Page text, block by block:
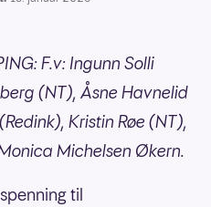
F.v: Ingunn Solli
(NT), Åsne Havnelid
Kristin Røe (NT),
Michelsen Økern.
til